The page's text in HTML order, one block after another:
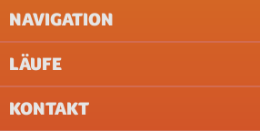
NAVIGATION
IMPRESSUM
AGB
UNTERNEHMEN
LÄUFE
AACHEN
KONTAKT